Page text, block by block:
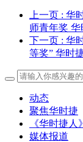
上一页 : 华
师青年奖 华
下一页 : 华
等奖” 华时
动态
聚焦华时捷
《华时捷人》
媒体报道